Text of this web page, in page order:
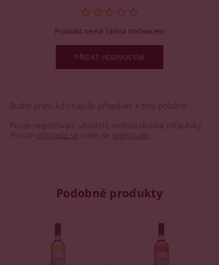
Buďte první, kdo napíše příspěvek k této položce.
Pouze registrovaní uživatelé mohou vkládat příspěvky.
Prosím přihlaste se nebo se registrujte
Produkt nemá žádná hodnocení
PŘIDAT HODNOCENÍ
Podobné produkty